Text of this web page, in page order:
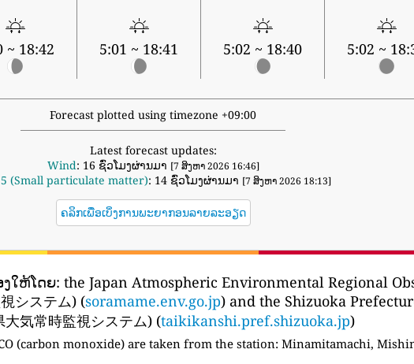
~ 18:42 5:01 ~ 18:41 5:02 ~ 18:40 5:02 ~
Forecast plotted using timezone +09:00
Latest forecast updates:
Wind: 16 ຊົ່ວໂມງຜ່ານມາ [7 ສິງຫາ 2026 16:46]
(Small particulate matter): 14 ຊົ່ວໂມງຜ່ານມາ [7 ສິງຫາ 2026 18:13]
ຄລິກເພື່ອເບິ່ງການພະຍາກອນລາຍລະອຽດ
ໃຫ້ໂດຍ: the Japan Atmospheric Environmental Regional
システム) (soramame.env.go.jp) and the Shizuoka
気常時監視システム) (taikikanshi.pref.shizuoka.jp)
(carbon monoxide) are taken from the station: Minamitamachi,